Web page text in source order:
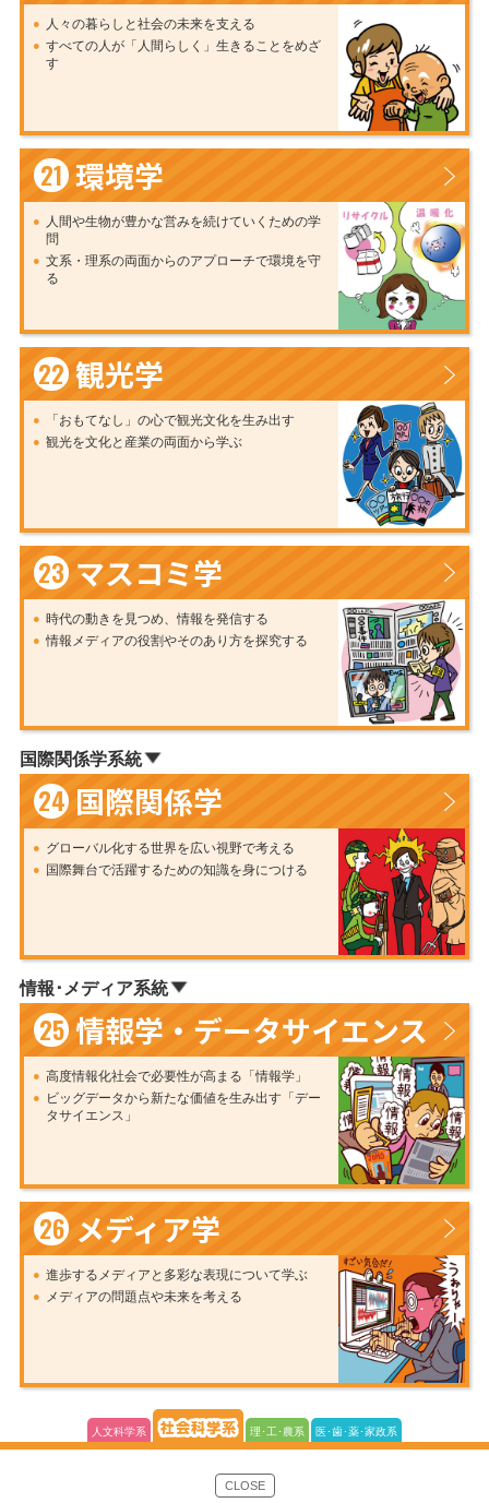
人々の暮らしと社会の未来を支える
すべての人が「人間らしく」生きることをめざ
す
21 環境学
人間や生物が豊かな営みを続けていくための学
問
文系・理系の両面からのアプローチで環境を守
る
22 観光学
「おもてなし」の心で観光文化を生み出す
観光を文化と産業の両面から学ぶ
23 マスコミ学
時代の動きを見つめ、情報を発信する
情報メディアの役割やそのあり方を探究する
国際関係学系統
24 国際関係学
グローバル化する世界を広い視野で考える
国際舞台で活躍するための知識を身につける
情報･メディア系統
25 情報学・データサイエンス
高度情報化社会で必要性が高まる「情報学」
ビッグデータから新たな価値を生み出す「デー
タサイエンス」
26 メディア学
進歩するメディアと多彩な表現について学ぶ
メディアの問題点や未来を考える
人文科学系 理･工･農系 医･歯･薬･家政系
CLOSE